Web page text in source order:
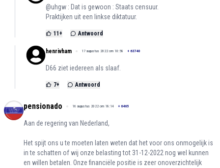
@uhgw : Dat is gewoon : Staats censuur.
Praktijken uit een linkse diktatuur.
11 + Antwoord
henrivham 17 augustus 2022 om 10:58 + 63740
D66 ziet iedereen als slaaf.
7+ Antwoord
pensionado 16 augustus 2022 om 18:14 + 6465
Aan de regering van Nederland,
Het spijt ons u te moeten laten weten dat het voor ons onmogelijk is
in te schatten of wij onze belasting tot 31-12-2022 nog wel kunnen
en willen betalen. Onze financiële positie is zeer onoverzichtelijk